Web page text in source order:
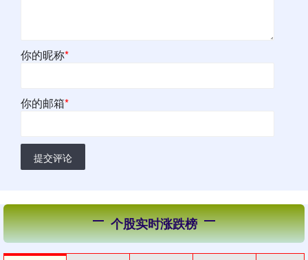
你的昵称*
你的邮箱*
提交评论
个股实时涨跌榜